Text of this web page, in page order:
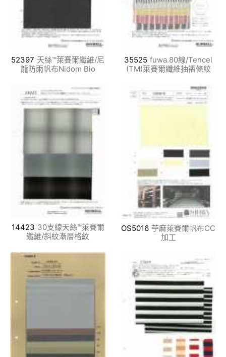
52397 天絲™萊賽爾纖維/尼
龍防雨帆布Nidom Bio
35525 fuwa.80線/Tencel
(TM)萊賽爾纖維抽褶條紋
14423 30支線天絲™萊賽爾
纖維/斜紋漸層格紋
OS5016 苧麻萊賽爾帆布CC
加工